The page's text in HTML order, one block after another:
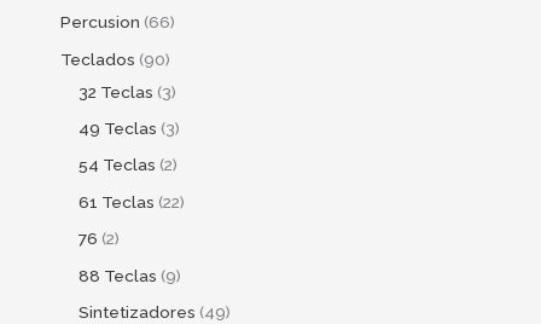
Percusion 66
Teclados 90
32 Teclas 3
49 Teclas 3
54 Teclas 2
61 Teclas 22
76 2
88 Teclas 9
Sintetizadores 49